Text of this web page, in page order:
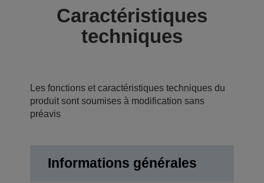
Caractéristiques
techniques
Les fonctions et caractéristiques techniques du
produit sont soumises à modification sans
préavis
Informations générales